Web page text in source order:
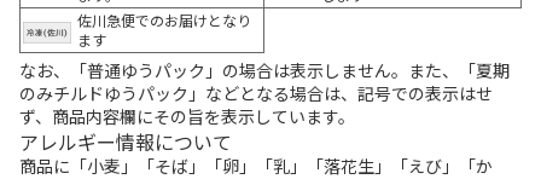
佐川急便でのお届けとなり
ます
なお、「普通ゆうパック」の場合は表示しません。また、「夏期
のみチルドゆうパック」などとなる場合は、記号での表示はせ
ず、商品内容欄にその旨を表示しています。
アレルギー情報について
商品に「小麦」「そば」「卵」「乳」「落花生」「えび」「か